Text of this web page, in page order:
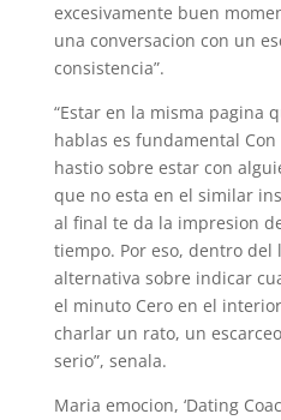
excesivamente buen
una conversacion con un
consistencia”.
“Estar en la misma pagina
hablas es fundamental
hastio sobre estar con
que no esta en el similar
al final te da la impresion
tiempo. Por eso, dentro
alternativa sobre indicar
el minuto Cero en el
charlar un rato, un
serio”, senala.
Maria emocion, ‘Dating